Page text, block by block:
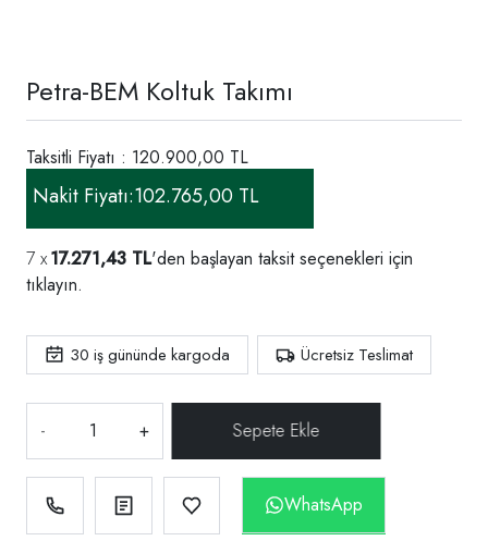
Petra-BEM Koltuk Takımı
Taksitli Fiyatı : 120.900,00 TL
Nakit Fiyatı:102.765,00 TL
17.271,43 TL'den başlayan taksit seçenekleri için
tıklayın.
30 iş gününde kargoda Ücretsiz Teslimat
- +
WhatsApp